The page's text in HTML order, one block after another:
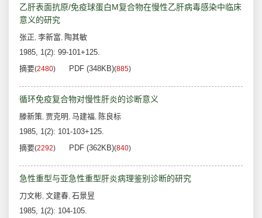
乙肝表面抗原/免疫球蛋白M复合物在慢性乙肝病毒感染中临床
意义的研究
张正, 李新富, 陶其敏
1985, 1(2): 99-101+125.
摘要(2480) PDF (348KB)(885)
循环免疫复合物对慢性肝炎的诊断意义
滕新策, 贾克明 , 马建福, 陈良标
1985, 1(2): 101-103+125.
摘要(2292) PDF (362KB)(840)
急性重型与亚急性重型肝炎病理鉴别诊断的研究
刀文彬, 文建春, 石景昱
1985, 1(2): 104-105.